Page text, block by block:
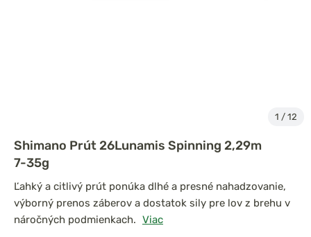
1 / 12
Shimano Prút 26Lunamis Spinning 2,29m
7-35g
Ľahký a citlivý prút ponúka dlhé a presné nahadzovanie,
výborný prenos záberov a dostatok sily pre lov z brehu v
náročných podmienkach. Viac